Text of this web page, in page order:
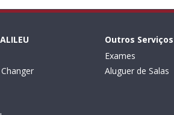
Outros Serviços
Exames
Aluguer de Salas